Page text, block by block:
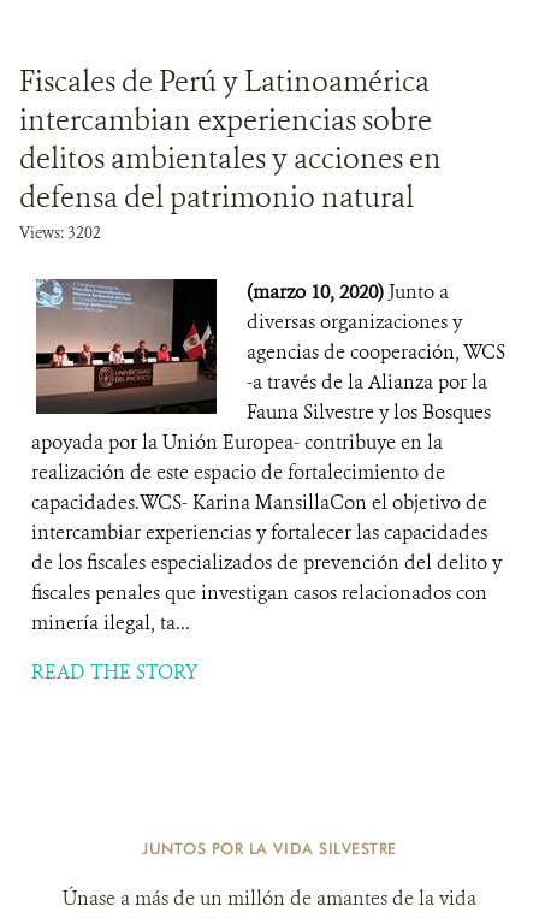
Fiscales de Perú y Latinoamérica
intercambian experiencias sobre
delitos ambientales y acciones en
defensa del patrimonio natural
Views: 3202
(marzo 10, 2020) Junto a
diversas organizaciones y
agencias de cooperación, WCS
-a través de la Alianza por la
Fauna Silvestre y los Bosques
apoyada por la Unión Europea- contribuye en la
realización de este espacio de fortalecimiento de
capacidades.WCS- Karina MansillaCon el objetivo de
intercambiar experiencias y fortalecer las capacidades
de los fiscales especializados de prevención del delito y
fiscales penales que investigan casos relacionados con
minería ilegal, ta...
READ THE STORY
JUNTOS POR LA VIDA SILVESTRE
Únase a más de un millón de amantes de la vida